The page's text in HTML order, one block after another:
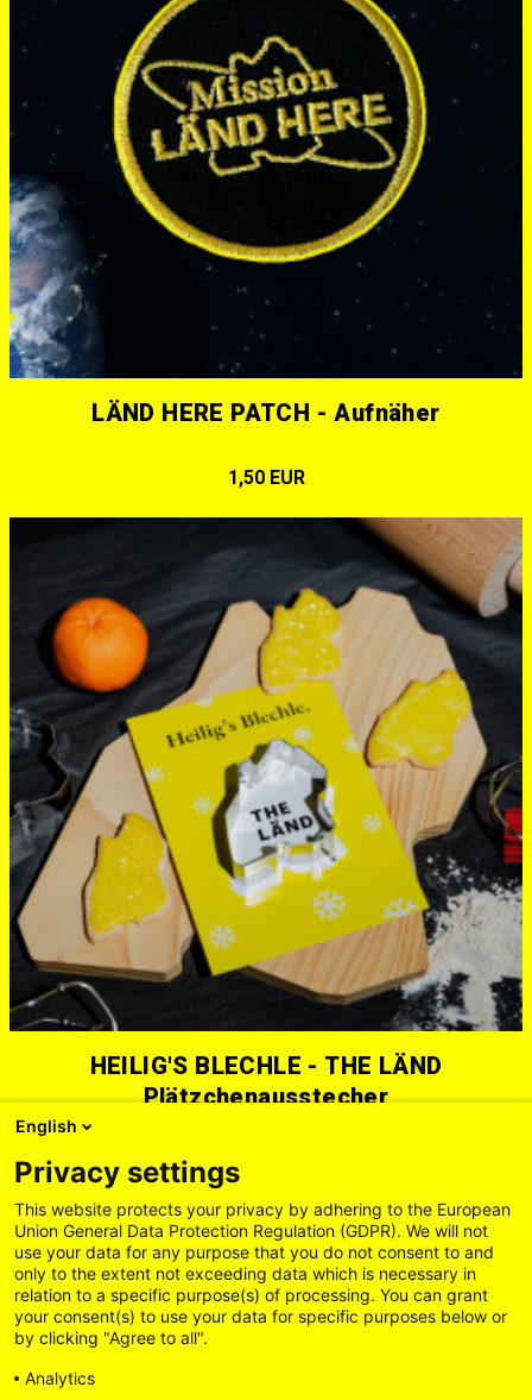
LÄND HERE PATCH - Aufnäher
1,50 EUR
HEILIG'S BLECHLE - THE LÄND
Plätzchenausstecher
3,50 EUR
English
Privacy settings
This website protects your privacy by adhering to the European
Union General Data Protection Regulation (GDPR). We will not
use your data for any purpose that you do not consent to and
only to the extent not exceeding data which is necessary in
relation to a specific purpose(s) of processing. You can grant
your consent(s) to use your data for specific purposes below or
by clicking "Agree to all".
Analytics